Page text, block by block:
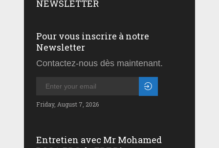
NEWSLETTER
Pour vous inscrire à notre
Newsletter
Contactez-nous dès maintenant.
Friday, August 7, 2026
Entretien avec Mr Mohamed